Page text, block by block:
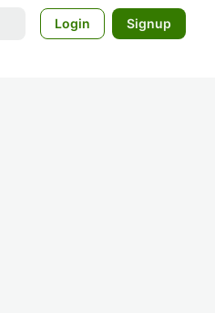
Login Signup